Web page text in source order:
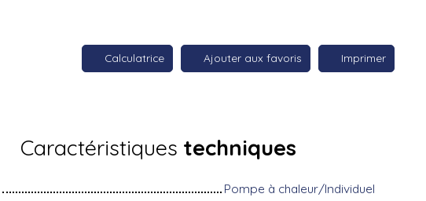
Calculatrice Ajouter aux favoris Imprimer
Caractéristiques techniques
Pompe à chaleur/Individuel